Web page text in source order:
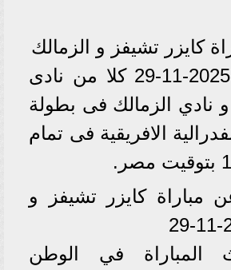
كايزر تشيفز و الزمالك
يلتقى اليوم 2025-11-29 كلا من نادى
نادي الزمالك فى بطولة
الافريقية فى تمام
مباراة كايزر تشيفز و
المباراة في الوطن